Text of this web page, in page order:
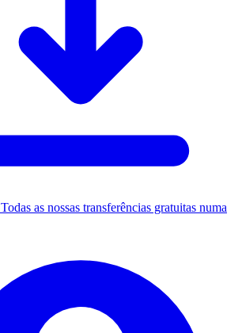
Todas as nossas transferências gratuitas numa